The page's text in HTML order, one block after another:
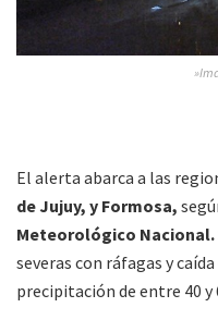
El alerta abarca a las
de Jujuy, y Formosa,
Meteorológico Nacional.
severas con ráfagas y
precipitación de entre 40 y